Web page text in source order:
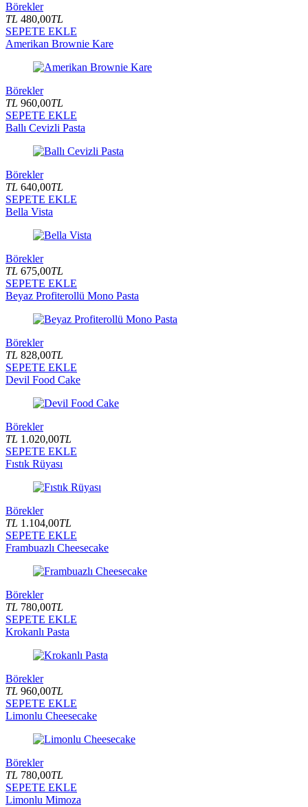
Börekler
TL 480,00TL
SEPETE EKLE
Amerikan Brownie Kare
Börekler
TL 960,00TL
SEPETE EKLE
Ballı Cevizli Pasta
Börekler
TL 640,00TL
SEPETE EKLE
Bella Vista
Börekler
TL 675,00TL
SEPETE EKLE
Beyaz Profiterollü Mono Pasta
Börekler
TL 828,00TL
SEPETE EKLE
Devil Food Cake
Börekler
TL 1.020,00TL
SEPETE EKLE
Fıstık Rüyası
Börekler
TL 1.104,00TL
SEPETE EKLE
Frambuazlı Cheesecake
Börekler
TL 780,00TL
SEPETE EKLE
Krokanlı Pasta
Börekler
TL 960,00TL
SEPETE EKLE
Limonlu Cheesecake
Börekler
TL 780,00TL
SEPETE EKLE
Limonlu Mimoza